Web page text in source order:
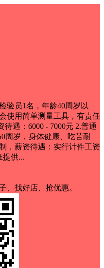
验员1名，年龄40周岁以
使用简单测量工具，有责任
遇：6000 - 7000元 2.普通
周岁，身体健康、吃苦耐
，薪资待遇：实行计件工资
提供...
、找好店、抢优惠。